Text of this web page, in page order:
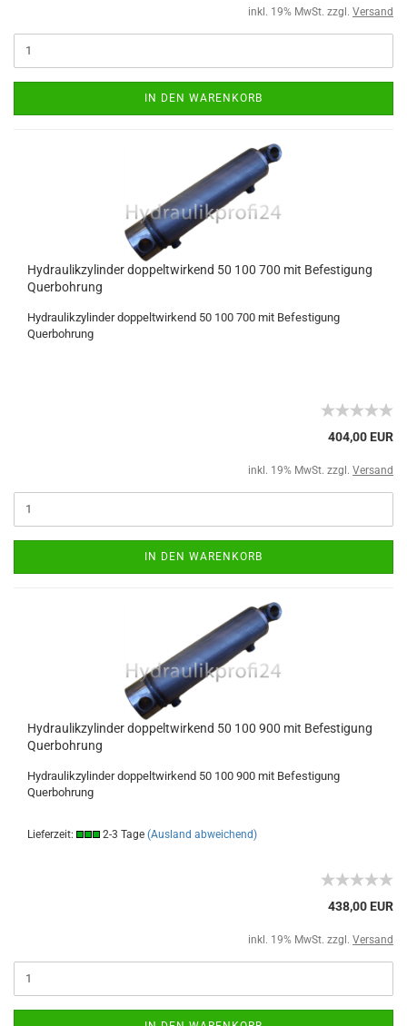
inkl. 19% MwSt. zzgl. Versand
IN DEN WARENKORB
Hydraulikzylinder doppeltwirkend 50 100 700 mit Befestigung
Querbohrung
Hydraulikzylinder doppeltwirkend 50 100 700 mit Befestigung
Querbohrung
404,00 EUR
inkl. 19% MwSt. zzgl. Versand
IN DEN WARENKORB
Hydraulikzylinder doppeltwirkend 50 100 900 mit Befestigung
Querbohrung
Hydraulikzylinder doppeltwirkend 50 100 900 mit Befestigung
Querbohrung
Lieferzeit: 2-3 Tage (Ausland abweichend)
438,00 EUR
inkl. 19% MwSt. zzgl. Versand